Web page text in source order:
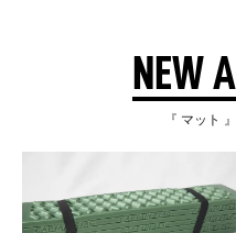
NEW
『 マット